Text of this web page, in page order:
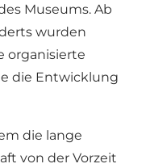
Museums. Ab
wurden
organisierte
die Entwicklung
die lange
von der Vorzeit